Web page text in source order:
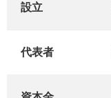
設立
代表者